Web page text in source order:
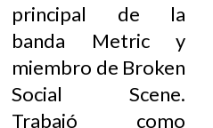
principal de la
banda Metric y
miembro de Broken
Social Scene.
Trabajó como